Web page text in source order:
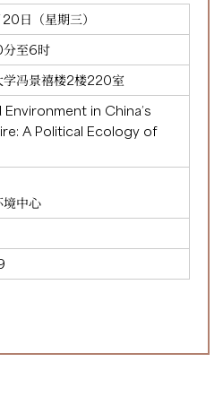
日（星期三）
至6时
学冯景禧楼2楼220室
in China’s
A Political Ecology of
境中心